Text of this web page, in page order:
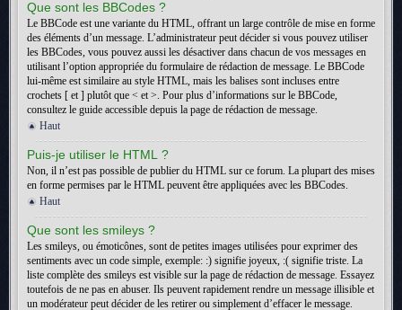
Que sont les BBCodes ?
Le BBCode est une variante du HTML, offrant un large contrôle de mise en forme
des éléments d’un message. L’administrateur peut décider si vous pouvez utiliser
les BBCodes, vous pouvez aussi les désactiver dans chacun de vos messages en
utilisant l’option appropriée du formulaire de rédaction de message. Le BBCode
lui-même est similaire au style HTML, mais les balises sont incluses entre
crochets [ et ] plutôt que < et >. Pour plus d’informations sur le BBCode,
consultez le guide accessible depuis la page de rédaction de message.
Haut
Puis-je utiliser le HTML ?
Non, il n’est pas possible de publier du HTML sur ce forum. La plupart des mises
en forme permises par le HTML peuvent être appliquées avec les BBCodes.
Haut
Que sont les smileys ?
Les smileys, ou émoticônes, sont de petites images utilisées pour exprimer des
sentiments avec un code simple, exemple: :) signifie joyeux, :( signifie triste. La
liste complète des smileys est visible sur la page de rédaction de message. Essayez
toutefois de ne pas en abuser. Ils peuvent rapidement rendre un message illisible et
un modérateur peut décider de les retirer ou simplement d’effacer le message.